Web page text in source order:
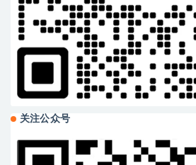
关注公众号